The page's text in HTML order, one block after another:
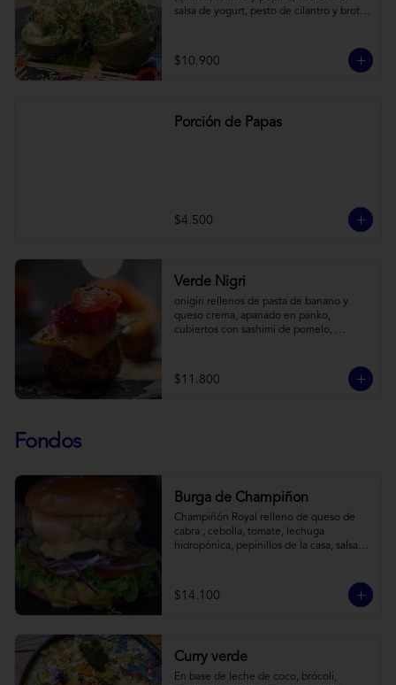
salsa de yogurt, pesto de cilantro y brotes
$10.900
Porción de Papas
$4.500
Verde Nigri
onigiri rellenos de pasta de banano y
queso crema, apanado en panko,
cubiertos con sashimi de pomelo,
de crema de coco con wasabi y tierra de
cochayuyo.
$11.800
Fondos
Burga de Champiñon
Champiñón Royal relleno de queso de
cabra , cebolla, tomate, lechuga
hidropónica, pepinillos de la casa, salsa
$14.100
Curry verde
En base de leche de coco, brócoli,